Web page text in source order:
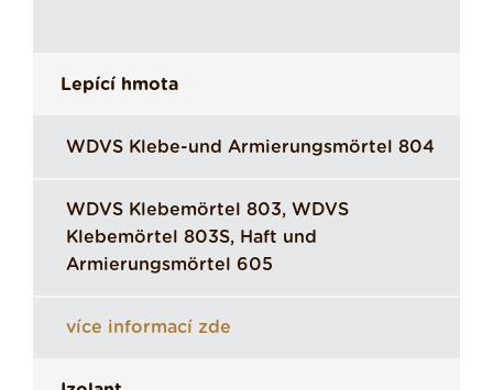
Lepící hmota
WDVS Klebe-und Armierungsmörtel 804
WDVS Klebemörtel 803, WDVS
Klebemörtel 803S, Haft und
Armierungsmörtel 605
více informací zde